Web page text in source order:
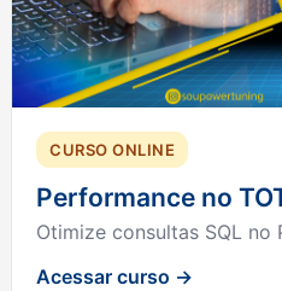
CURSO ONLINE
Performance no
Otimize consultas SQL no
Acessar curso →